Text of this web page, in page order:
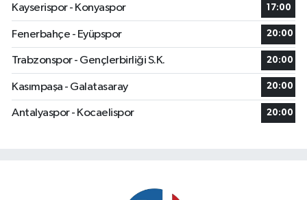
Kayserispor - Konyaspor
17:00
Fenerbahçe - Eyüpspor 20:00
Trabzonspor - Gençlerbirliği S.K. 20:00
Kasımpaşa - Galatasaray 20:00
Antalyaspor - Kocaelispor 20:00